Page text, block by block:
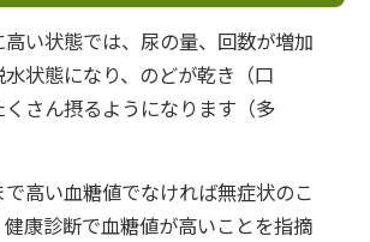
い状態では、尿の量、回数が増加
状態になり、のどが乾き（口
さん摂るようになります（多
高い血糖値でなければ無症状のこ
健康診断で血糖値が高いことを指摘